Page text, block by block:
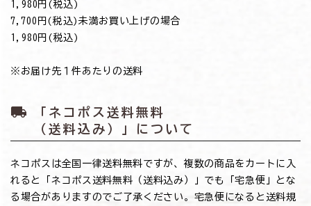
→1,980円(税込)
7,700円(税込)未満お買い上げの場合
→1,980円(税込)
※お届け先１件あたりの送料
local_shipping
「ネコポス送料無料
（送料込み）」について
ネコポスは全国一律送料無料ですが、複数の商品をカートに入
れると「ネコポス送料無料（送料込み）」でも「宅急便」とな
る場合がありますのでご了承ください。宅急便になると送料規